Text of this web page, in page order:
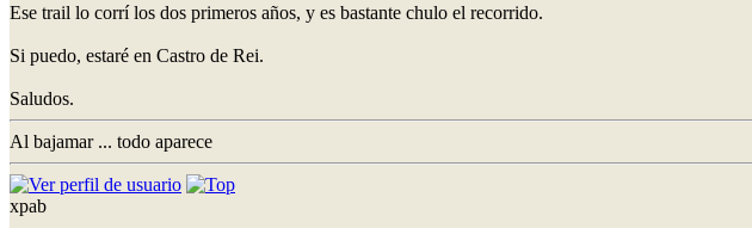
Ese trail lo corrí los dos primeros años, y es bastante chulo el recorrido.
Si puedo, estaré en Castro de Rei.
Saludos.
Al bajamar ... todo aparece
xpab